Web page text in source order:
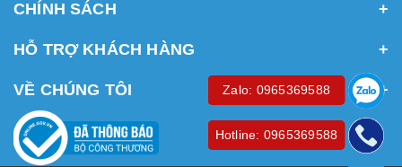
CHÍNH SÁCH
HỖ TRỢ KHÁCH HÀNG
VỀ CHÚNG TÔI Zalo: 0965369588
Hotline: 0965369588